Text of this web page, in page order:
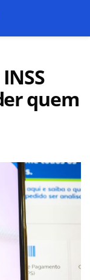
quem